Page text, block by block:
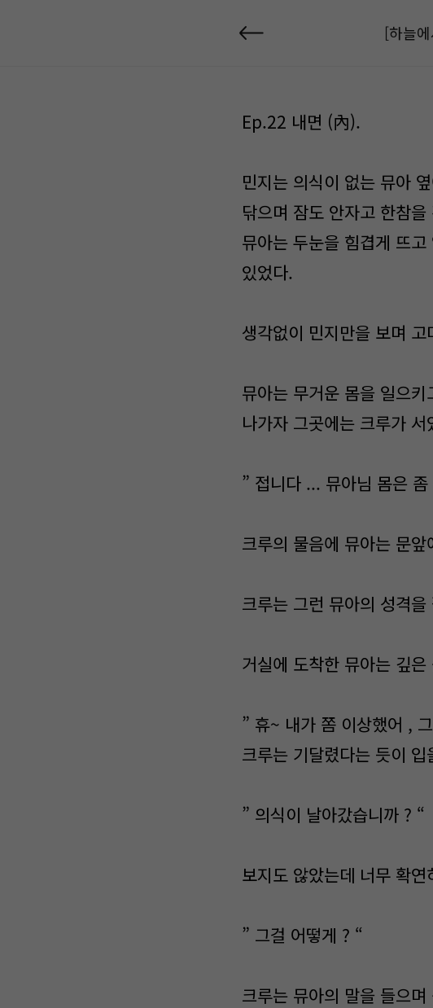
[하늘
Ep.22 내면 (內).
민지는 의식이 없는 뮤아
닦으며 잠도 안자고 한참
뮤아는 두눈을 힘겹게 뜨
있었다.
생각없이 민지만을 보며
뮤아는 무거운 몸을 일으
나가자 그곳에는 크루가 서
” 접니다 ... 뮤아님 몸은
크루의 물음에 뮤아는 문
크루는 그런 뮤아의 성격
거실에 도착한 뮤아는 깊
” 휴~ 내가 쫌 이상했어 ,
크루는 기달렸다는 듯이
” 의식이 날아갔습니까 ? “
보지도 않았는데 너무 확
” 그걸 어떻게 ? “
크루는 뮤아의 말을 들으